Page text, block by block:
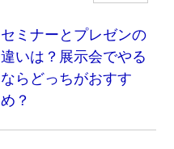
セミナーとプレゼンの
違いは？展示会でやる
ならどっちがおすす
め？